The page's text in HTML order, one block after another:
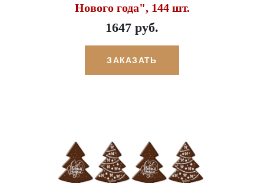
Нового года", 144 шт.
1647 руб.
ЗАКАЗАТЬ